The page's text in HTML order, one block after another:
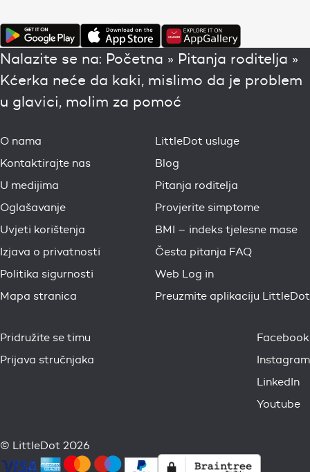
Nalazite se na: Početna » Pitanja roditelja »
Kćerka neće da kaki, mislimo da je problem
u glavici, molim za pomoć
O nama
Kontaktirajte nas
U medijima
Oglašavanje
Uvjeti korištenja
Izjava o privatnosti
Politika sigurnosti
Mapa stranica
LittleDot usluge
Blog
Pitanja roditelja
Provjerite simptome
BMI – indeks tjelesne mase
Česta pitanja FAQ
Web Log in
Preuzmite aplikaciju LittleDot
Pridružite se timu
Prijava stručnjaka
Facebook
Instagram
LinkedIn
Youtube
© LittleDot 2026